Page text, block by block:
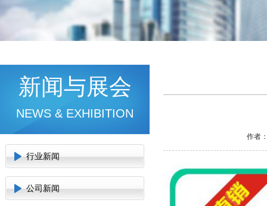
新闻与展会
NEWS & EXHIBITION
行业新闻
公司新闻
作者